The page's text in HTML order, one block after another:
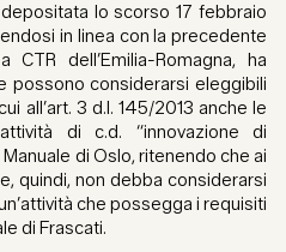
lo scorso 17 febbraio
in linea con la precedente
dell’Emilia-Romagna, ha
possono considerarsi eleggibili
all’art. 3 d.l. 145/2013 anche le
di c.d. “innovazione di
di Oslo, ritenendo che ai
quindi, non debba considerarsi
che possegga i requisiti
di Frascati.